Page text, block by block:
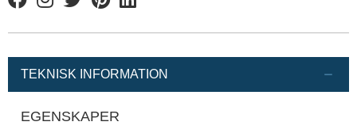
FacebookInstagram
TwitterPinterestLinkedin
TEKNISK INFORMATION
EGENSKAPER